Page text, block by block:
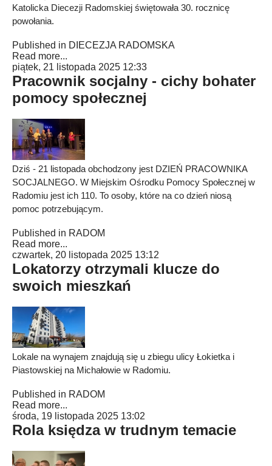
Katolicka Diecezji Radomskiej świętowała 30. rocznicę
powołania.
Published in DIECEZJA RADOMSKA
Read more...
piątek, 21 listopada 2025 12:33
Pracownik socjalny - cichy bohater
pomocy społecznej
Dziś - 21 listopada obchodzony jest DZIEŃ PRACOWNIKA
SOCJALNEGO. W Miejskim Ośrodku Pomocy Społecznej w
Radomiu jest ich 110. To osoby, które na co dzień niosą
pomoc potrzebującym.
Published in RADOM
Read more...
czwartek, 20 listopada 2025 13:12
Lokatorzy otrzymali klucze do
swoich mieszkań
Lokale na wynajem znajdują się u zbiegu ulicy Łokietka i
Piastowskiej na Michałowie w Radomiu.
Published in RADOM
Read more...
środa, 19 listopada 2025 13:02
Rola księdza w trudnym temacie